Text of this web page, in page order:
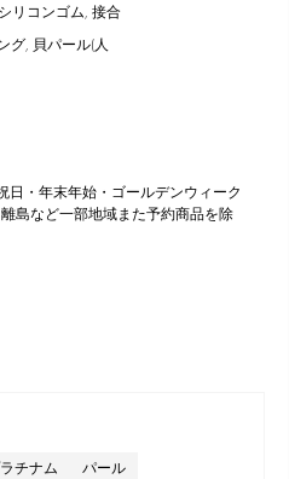
リコンゴム, 接合
グ, 貝パール(人
・年末年始・ゴールデンウィーク
島など一部地域また予約商品を除
チナム パール